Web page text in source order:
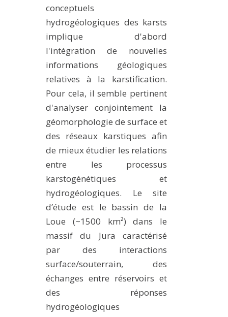
conceptuels
hydrogéologiques des karsts
implique d'abord
l'intégration de nouvelles
informations géologiques
relatives à la karstification.
Pour cela, il semble pertinent
d'analyser conjointement la
géomorphologie de surface et
des réseaux karstiques afin
de mieux étudier les relations
entre les processus
karstogénétiques et
hydrogéologiques. Le site
d’étude est le bassin de la
Loue (~1500 km²) dans le
massif du Jura caractérisé
par des interactions
surface/souterrain, des
échanges entre réservoirs et
des réponses
hydrogéologiques